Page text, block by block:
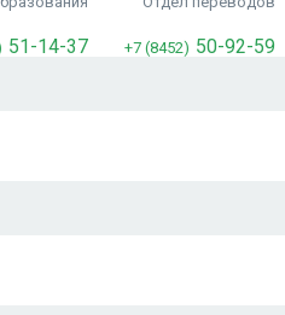
51-14-37 +7 (8452) 50-92-59